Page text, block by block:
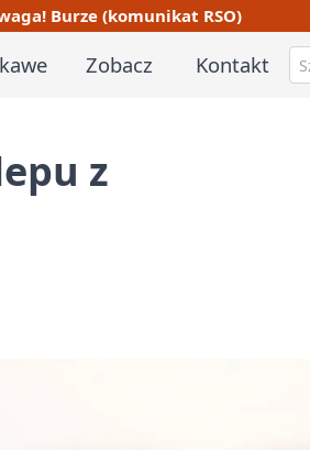
Burze (komunikat RSO)
Zobacz Kontakt
z